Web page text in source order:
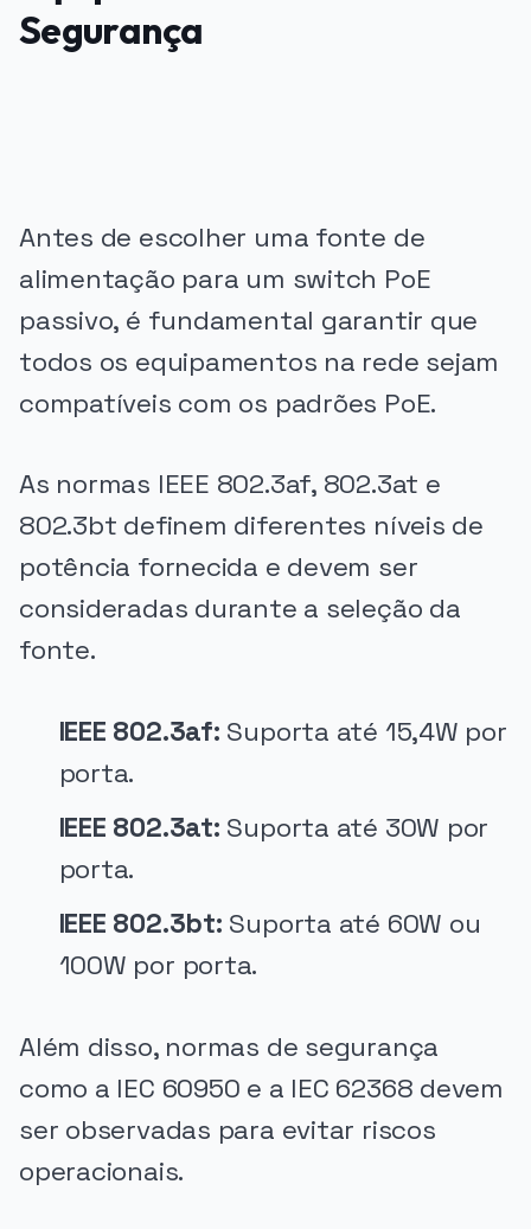
Segurança
Antes de escolher uma fonte de
alimentação para um switch PoE
passivo, é fundamental garantir que
todos os equipamentos na rede sejam
compatíveis com os padrões PoE.
As normas IEEE 802.3af, 802.3at e
802.3bt definem diferentes níveis de
potência fornecida e devem ser
consideradas durante a seleção da
fonte.
IEEE 802.3af: Suporta até 15,4W por
porta.
IEEE 802.3at: Suporta até 30W por
porta.
IEEE 802.3bt: Suporta até 60W ou
100W por porta.
Além disso, normas de segurança
como a IEC 60950 e a IEC 62368 devem
ser observadas para evitar riscos
operacionais.